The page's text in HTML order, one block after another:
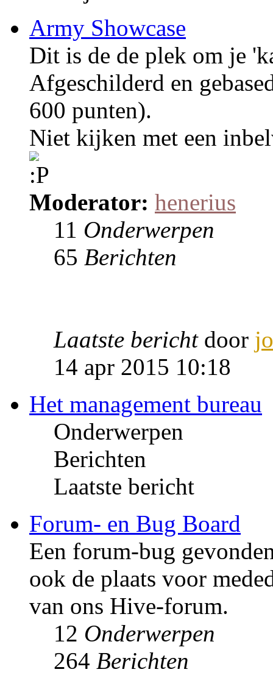
Army Showcase
Dit is de de plek om je
Afgeschilderd en
600 punten).
Niet kijken met een
Moderator: henerius
11 Onderwerpen
65 Berichten
Laatste berichtdoor
14 apr 2015 10:18
Het management bureau
Onderwerpen
Berichten
Laatste bericht
Forum- en Bug Board
Een forum-bug
ook de plaats voor
van ons Hive-forum.
12 Onderwerpen
264 Berichten